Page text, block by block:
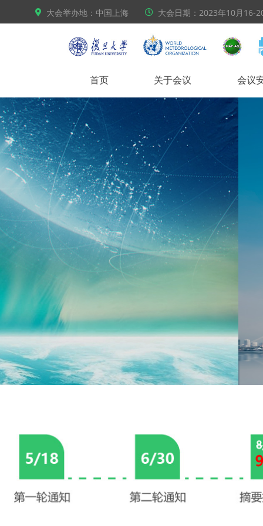
大会举办地：中国上海 大会日期：2023年10月16-
首页 关于会议 会议
2023年10
中国上海
鼓励科技创新，强化伙伴关系，推
我要报名